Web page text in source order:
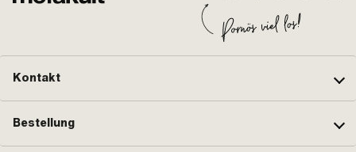
Kontakt
Bestellung